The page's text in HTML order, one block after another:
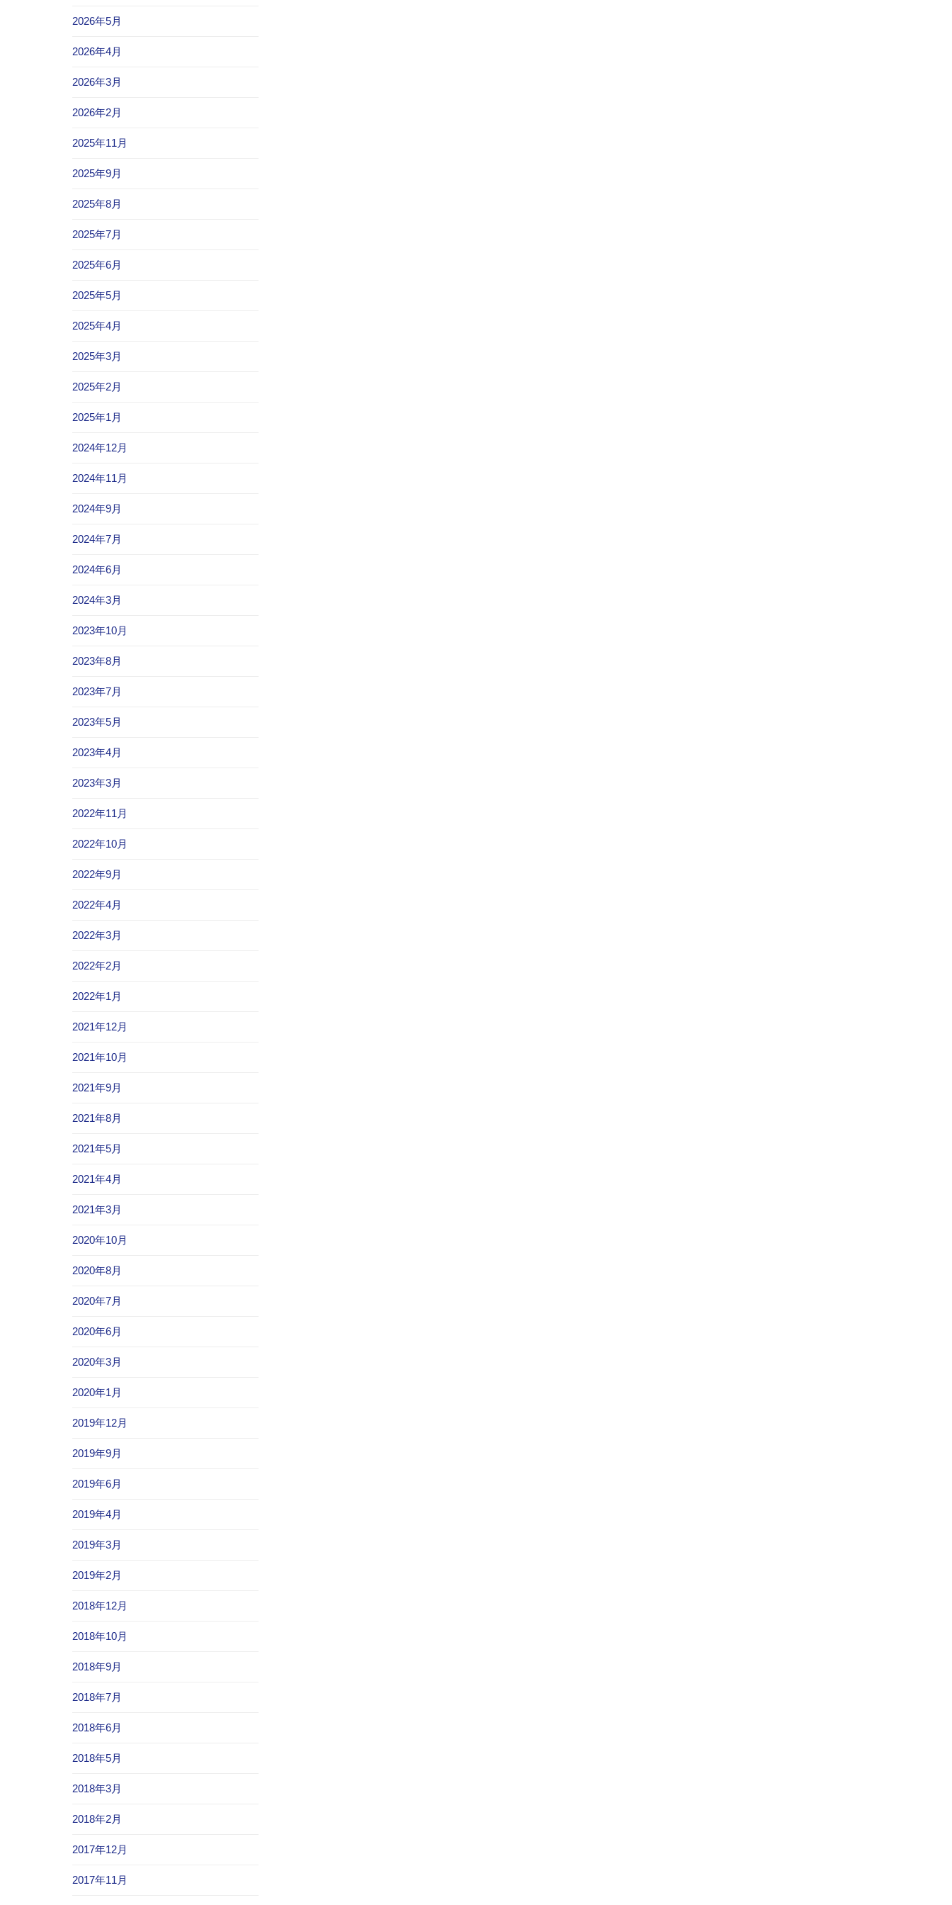
2026年5月
2026年4月
2026年3月
2026年2月
2025年11月
2025年9月
2025年8月
2025年7月
2025年6月
2025年5月
2025年4月
2025年3月
2025年2月
2025年1月
2024年12月
2024年11月
2024年9月
2024年7月
2024年6月
2024年3月
2023年10月
2023年8月
2023年7月
2023年5月
2023年4月
2023年3月
2022年11月
2022年10月
2022年9月
2022年4月
2022年3月
2022年2月
2022年1月
2021年12月
2021年10月
2021年9月
2021年8月
2021年5月
2021年4月
2021年3月
2020年10月
2020年8月
2020年7月
2020年6月
2020年3月
2020年1月
2019年12月
2019年9月
2019年6月
2019年4月
2019年3月
2019年2月
2018年12月
2018年10月
2018年9月
2018年7月
2018年6月
2018年5月
2018年3月
2018年2月
2017年12月
2017年11月